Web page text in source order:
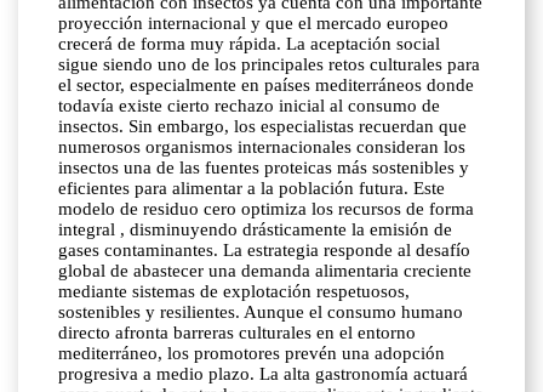
proyección internacional y que el mercado europeo
crecerá de forma muy rápida. La aceptación social
sigue siendo uno de los principales retos culturales para
el sector, especialmente en países mediterráneos donde
todavía existe cierto rechazo inicial al consumo de
insectos. Sin embargo, los especialistas recuerdan que
numerosos organismos internacionales consideran los
insectos una de las fuentes proteicas más sostenibles y
eficientes para alimentar a la población futura. Este
modelo de residuo cero optimiza los recursos de forma
integral , disminuyendo drásticamente la emisión de
gases contaminantes. La estrategia responde al desafío
global de abastecer una demanda alimentaria creciente
mediante sistemas de explotación respetuosos,
sostenibles y resilientes. Aunque el consumo humano
directo afronta barreras culturales en el entorno
mediterráneo, los promotores prevén una adopción
progresiva a medio plazo. La alta gastronomía actuará